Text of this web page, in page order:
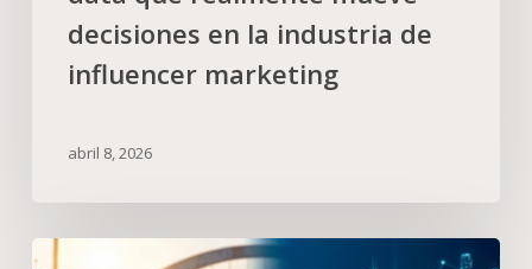
decisiones en la industria de
influencer marketing
abril 8, 2026